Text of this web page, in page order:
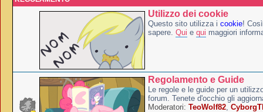
Utilizzo dei cookie
Questo sito utilizza i cookie!
sapere. Qui e qui maggiori
Regolamento e Guide
Le regole e le guide per un
forum. Tenete d'occhio gli
Moderatori: TeoWolf82,